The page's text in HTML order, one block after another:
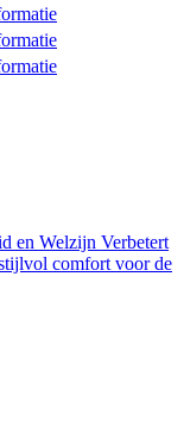
en Welzijn Verbetert
comfort voor de